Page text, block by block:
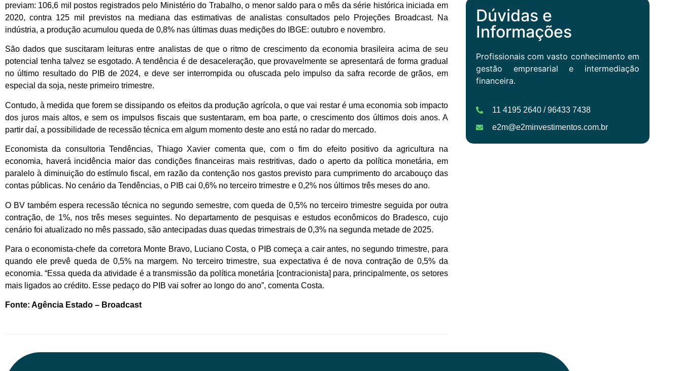
previam: 106,6 mil postos registrados pelo Ministério do Trabalho, o menor saldo para o mês da série histórica iniciada em
2020, contra 125 mil previstos na mediana das estimativas de analistas consultados pelo Projeções Broadcast. Na
indústria, a produção acumulou queda de 0,8% nas últimas duas medições do IBGE: outubro e novembro.
São dados que suscitaram leituras entre analistas de que o ritmo de crescimento da economia brasileira acima de seu
potencial tenha talvez se esgotado. A tendência é de desaceleração, que provavelmente se apresentará de forma gradual
no último resultado do PIB de 2024, e deve ser interrompida ou ofuscada pelo impulso da safra recorde de grãos, em
especial da soja, neste primeiro trimestre.
Contudo, à medida que forem se dissipando os efeitos da produção agrícola, o que vai restar é uma economia sob impacto
dos juros mais altos, e sem os impulsos fiscais que sustentaram, em boa parte, o crescimento dos últimos dois anos. A
partir daí, a possibilidade de recessão técnica em algum momento deste ano está no radar do mercado.
Economista da consultoria Tendências, Thiago Xavier comenta que, com o fim do efeito positivo da agricultura na
economia, haverá incidência maior das condições financeiras mais restritivas, dado o aperto da política monetária, em
paralelo à diminuição do estímulo fiscal, em razão da contenção nos gastos previsto para cumprimento do arcabouço das
contas públicas. No cenário da Tendências, o PIB cai 0,6% no terceiro trimestre e 0,2% nos últimos três meses do ano.
O BV também espera recessão técnica no segundo semestre, com queda de 0,5% no terceiro trimestre seguida por outra
contração, de 1%, nos três meses seguintes. No departamento de pesquisas e estudos econômicos do Bradesco, cujo
cenário foi atualizado no mês passado, são antecipadas duas quedas trimestrais de 0,3% na segunda metade de 2025.
Para o economista-chefe da corretora Monte Bravo, Luciano Costa, o PIB começa a cair antes, no segundo trimestre, para
quando ele prevê queda de 0,5% na margem. No terceiro trimestre, sua expectativa é de nova contração de 0,5% da
economia. “Essa queda da atividade é a transmissão da política monetária [contracionista] para, principalmente, os setores
mais ligados ao crédito. Esse pedaço do PIB vai sofrer ao longo do ano”, comenta Costa.
Fonte: Agência Estado – Broadcast
Dúvidas e
Informações
Profissionais com vasto conhecimento em
gestão empresarial e intermediação
financeira.
11 4195 2640 / 96433 7438
e2m@e2minvestimentos.com.br